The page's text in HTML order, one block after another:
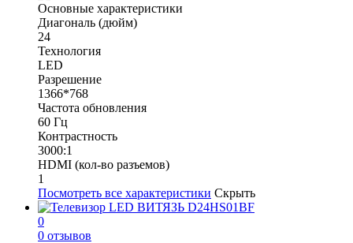
Основные характеристики
Диагональ (дюйм)
24
Технология
LED
Разрешение
1366*768
Частота обновления
60 Гц
Контрастность
3000:1
HDMI (кол-во разъемов)
1
Посмотреть все характеристики Скрыть
0
0 отзывов